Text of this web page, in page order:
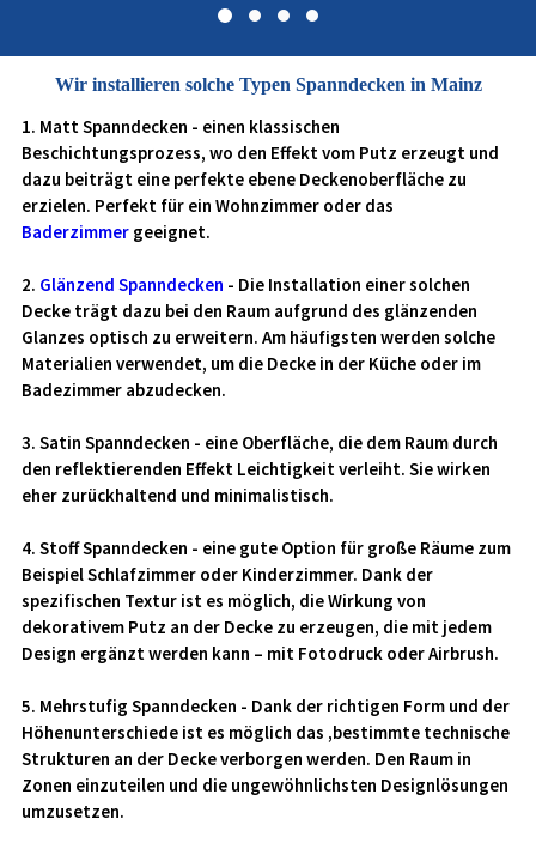
Wir installieren solche Typen Spanndecken in Mainz
1. Matt Spanndecken - einen klassischen
Beschichtungsprozess, wo den Effekt vom Putz erzeugt und
dazu beiträgt eine perfekte ebene Deckenoberfläche zu
erzielen. Perfekt für ein Wohnzimmer oder das
Baderzimmer geeignet.
2. Glänzend Spanndecken - Die Installation einer solchen
Decke trägt dazu bei den Raum aufgrund des glänzenden
Glanzes optisch zu erweitern. Am häufigsten werden solche
Materialien verwendet, um die Decke in der Küche oder im
Badezimmer abzudecken.
3. Satin Spanndecken - eine Oberfläche, die dem Raum durch
den reflektierenden Effekt Leichtigkeit verleiht. Sie wirken
eher zurückhaltend und minimalistisch.
4. Stoff Spanndecken - eine gute Option für große Räume zum
Beispiel Schlafzimmer oder Kinderzimmer. Dank der
spezifischen Textur ist es möglich, die Wirkung von
dekorativem Putz an der Decke zu erzeugen, die mit jedem
Design ergänzt werden kann – mit Fotodruck oder Airbrush.
5. Mehrstufig Spanndecken - Dank der richtigen Form und der
Höhenunterschiede ist es möglich das ,bestimmte technische
Strukturen an der Decke verborgen werden. Den Raum in
Zonen einzuteilen und die ungewöhnlichsten Designlösungen
umzusetzen.